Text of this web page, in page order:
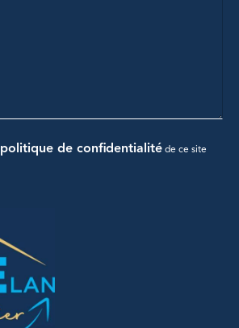
politique de confidentialité de ce site